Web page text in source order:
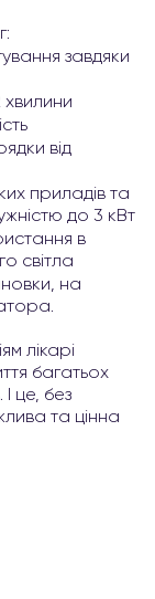
завдяки
хвилини
від
приладів та
до 3 кВт
в
світла
на
лікарі
багатьох
це, без
та цінна